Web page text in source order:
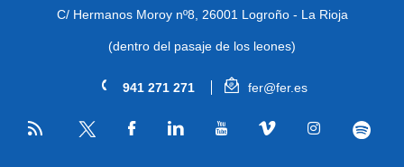
C/ Hermanos Moroy nº8, 26001 Logroño - La Rioja
(dentro del pasaje de los leones)
941 271 271 fer@fer.es
RSS